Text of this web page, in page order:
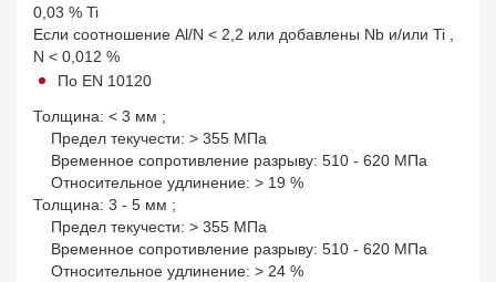
0,03 % Ti
Если соотношение Al/N < 2,2 или добавлены Nb и/или Ti ,
N < 0,012 %
По EN 10120
Толщина: < 3 мм ;
Предел текучести: > 355 МПа
Временное сопротивление разрыву: 510 - 620 МПа
Относительное удлинение: > 19 %
Толщина: 3 - 5 мм ;
Предел текучести: > 355 МПа
Временное сопротивление разрыву: 510 - 620 МПа
Относительное удлинение: > 24 %